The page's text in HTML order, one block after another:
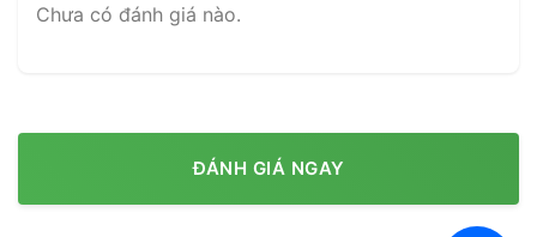
Chưa có đánh giá nào.
ĐÁNH GIÁ NGAY